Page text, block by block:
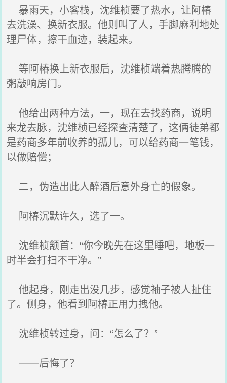
暴雨天，小客栈，沈维桢要了热水，让阿椿
去洗澡、换新衣服。他则叫了人，手脚麻利地处
理尸体，擦干血迹，装起来。
等阿椿换上新衣服后，沈维桢端着热腾腾的
粥敲响房门。
他给出两种方法，一，现在去找药商，说明
来龙去脉，沈维桢已经探查清楚了，这俩徒弟都
是药商多年前收养的孤儿，可以给药商一笔钱，
以做赔偿；
二，伪造出此人醉酒后意外身亡的假象。
阿椿沉默许久，选了一。
沈维桢颔首：“你今晚先在这里睡吧，地板一
时半会打扫不干净。”
他起身，刚走出没几步，感觉袖子被人扯住
了。侧身，他看到阿椿正用力拽他。
沈维桢转过身，问：“怎么了？”
——后悔了？